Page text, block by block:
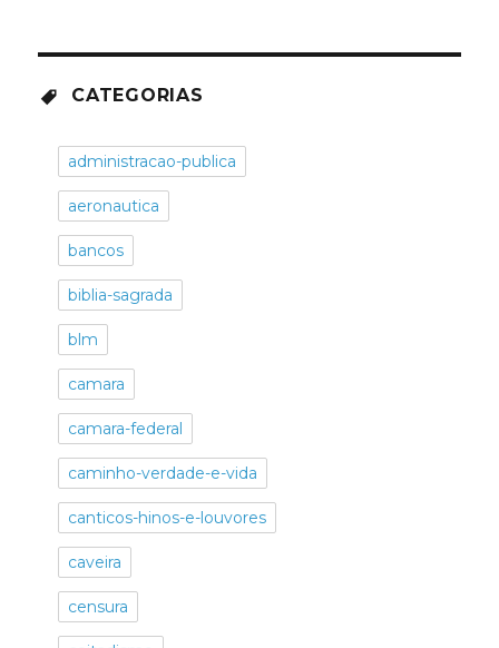
CATEGORIAS
administracao-publica
aeronautica
bancos
biblia-sagrada
blm
camara
camara-federal
caminho-verdade-e-vida
canticos-hinos-e-louvores
caveira
censura